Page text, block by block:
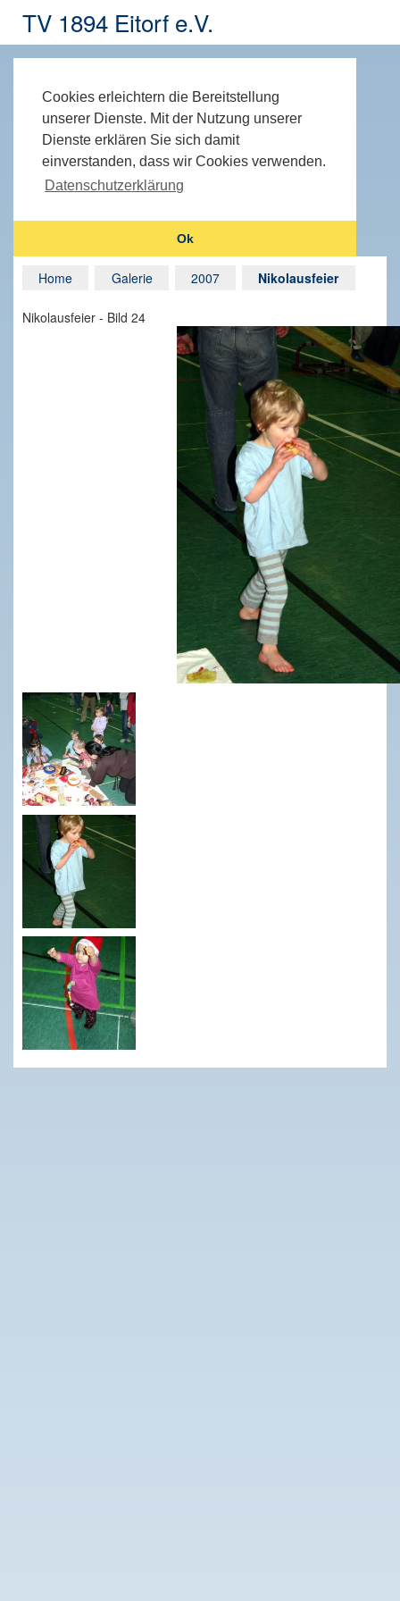
TV 1894 Eitorf e.V.
Cookies erleichtern die Bereitstellung
unserer Dienste. Mit der Nutzung unserer
Dienste erklären Sie sich damit
einverstanden, dass wir Cookies verwenden.
Datenschutzerklärung
Ok
Home Galerie 2007 Nikolausfeier
Nikolausfeier - Bild 24